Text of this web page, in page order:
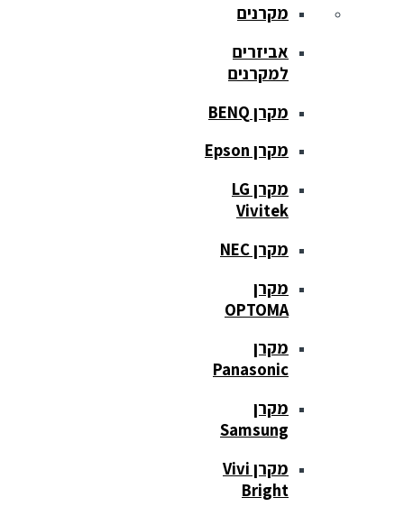
מקרנים
אביזרים
למקרנים
מקרן BENQ
מקרן Epson
מקרן LG
Vivitek
מקרן NEC
מקרן
OPTOMA
מקרן
Panasonic
מקרן
Samsung
מקרן Vivi
Bright